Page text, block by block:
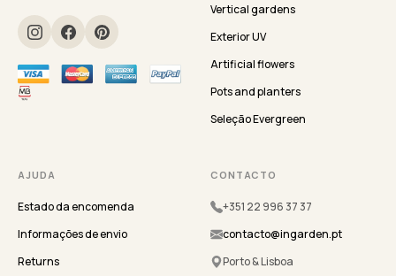
Vertical gardens
Exterior UV
Artificial flowers
Pots and planters
Seleção Evergreen
AJUDA
Estado da encomenda
Informações de envio
Returns
CONTACTO
+351 22 996 37 37
contacto@ingarden.pt
Porto & Lisboa